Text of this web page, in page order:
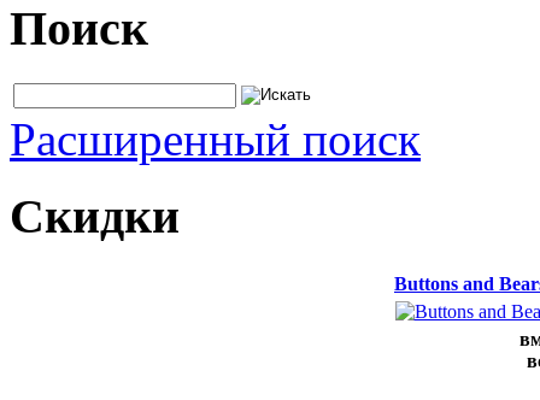
Поиск
Расширенный поиск
Скидки
Buttons and